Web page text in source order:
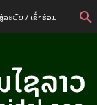
ລະ​ບົບ / ເຂົ້າ​ຮ່ວມ